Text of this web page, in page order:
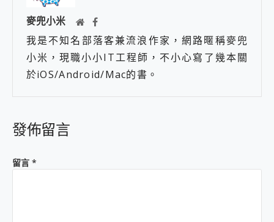
麥兜小米
我是不知名部落客兼流浪作家，網路暱稱麥兜
小米，現職小小IT工程師，不小心寫了幾本關
於iOS/Android/Mac的書。
發佈留言
留言 *